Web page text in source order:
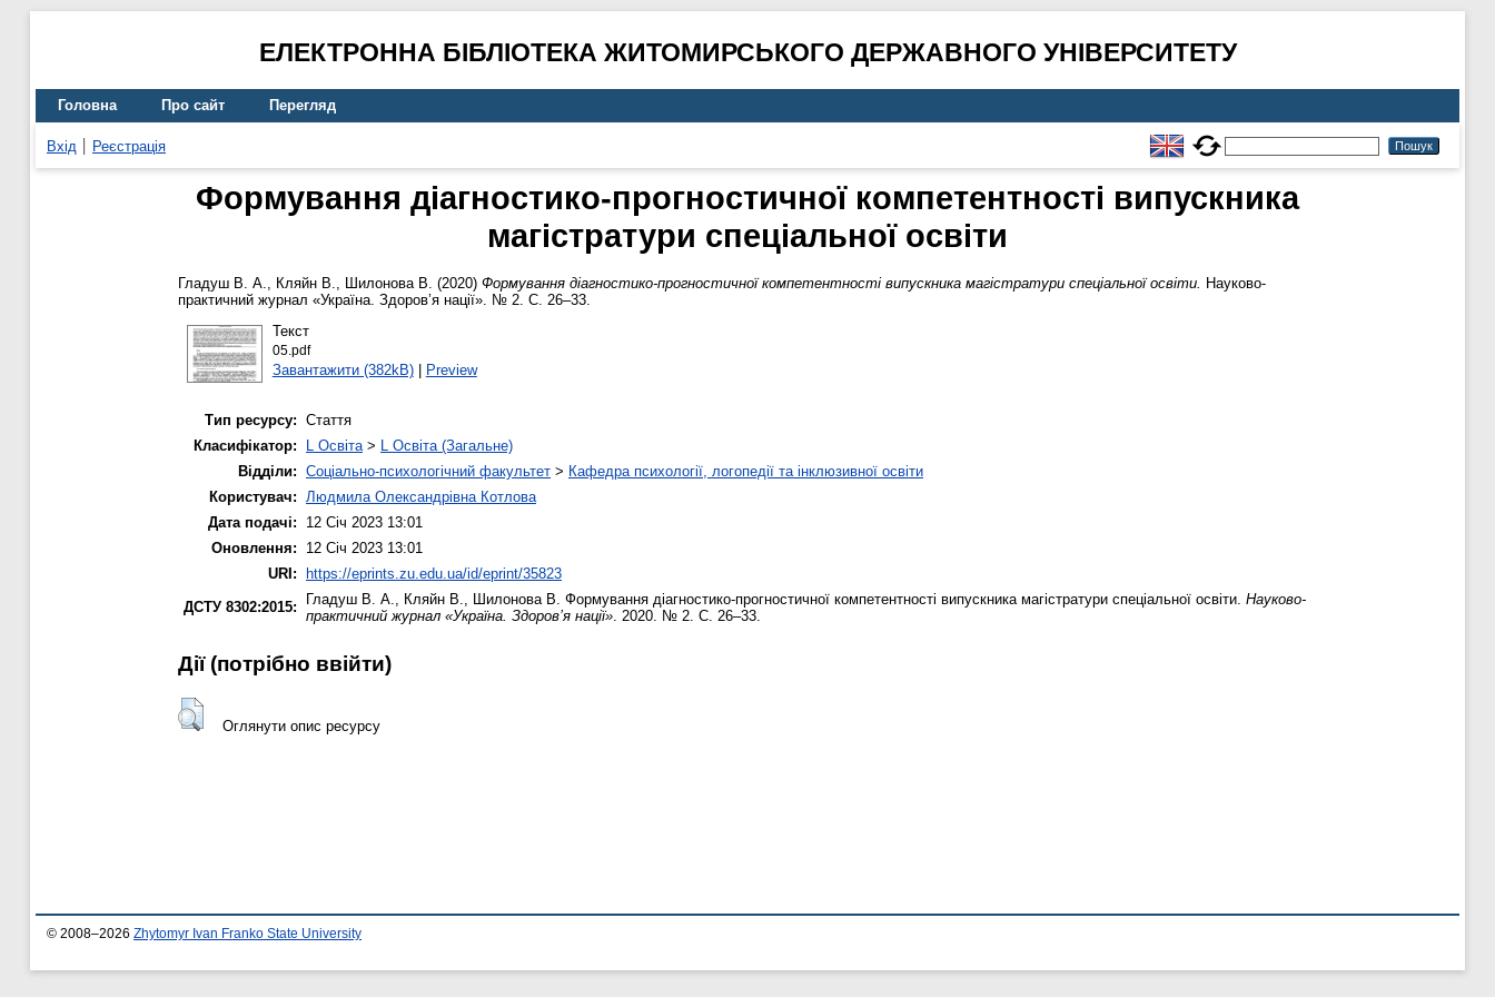
ЕЛЕКТРОННА БІБЛІОТЕКА ЖИТОМИРСЬКОГО ДЕРЖАВНОГО УНІВЕРСИТЕТУ
Головна Про сайт Перегляд
Вхід Реєстрація
Формування діагностико-прогностичної компетентності випускника
магістратури спеціальної освіти
Гладуш В. А., Кляйн В., Шилонова В. (2020) Формування діагностико-прогностичної компетентності випускника магістратури спеціальної освіти. Науково-
практичний журнал «Україна. Здоров’я нації». № 2. С. 26–33.
Текст
05.pdf
Завантажити (382kB)| Preview
Тип ресурсу: Стаття
Класифікатор:
L Освіта> L Освіта (Загальне)
Відділи: Соціально-психологічний факультет > Кафедра психології, логопедії та інклюзивної освіти
Користувач: Людмила Олександрівна Котлова
Дата подачі:
12 Січ 2023 13:01
Оновлення:
12 Січ 2023 13:01
URI:
https://eprints.zu.edu.ua/id/eprint/35823
ДСТУ 8302:2015:
Гладуш В. А., Кляйн В., Шилонова В. Формування діагностико-прогностичної компетентності випускника магістратури спеціальної освіти. Науково-
практичний журнал «Україна. Здоров’я нації». 2020. № 2. С. 26–33.
Дії ​​(потрібно ввійти)
Оглянути опис ресурсу
© 2008–2026 Zhytomyr Ivan Franko State University